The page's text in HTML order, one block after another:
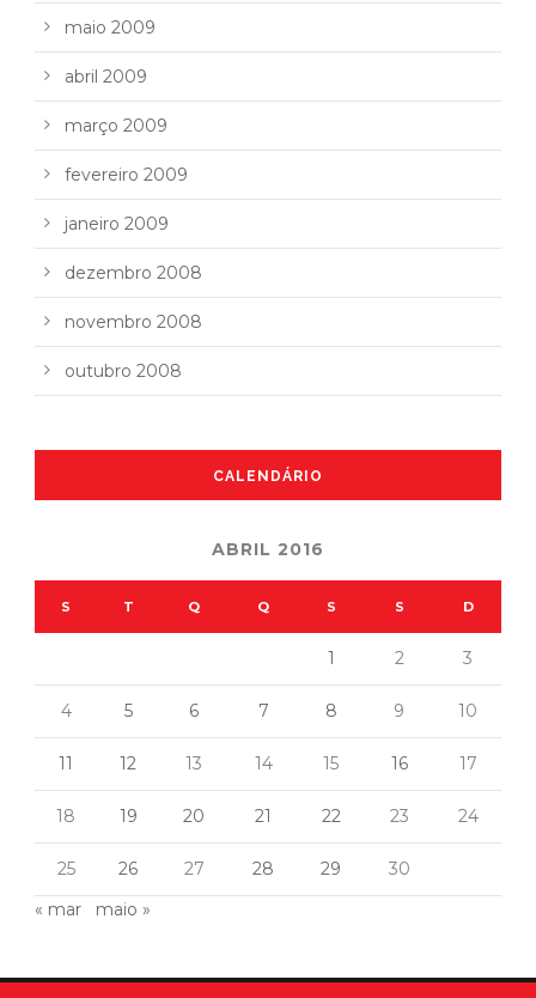
maio 2009
abril 2009
março 2009
fevereiro 2009
janeiro 2009
dezembro 2008
novembro 2008
outubro 2008
CALENDÁRIO
ABRIL 2016
S T Q Q S S D
1 2 3
4 5 6 7 8 9 10
11 12 13 14 15 16 17
18 19 20 21 22 23 24
25 26 27 28 29
30
« mar
maio »